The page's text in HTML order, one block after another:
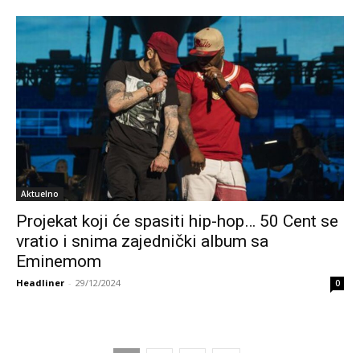
Aktuelno
Projekat koji će spasiti hip-hop… 50 Cent se
vratio i snima zajednički album sa
Eminemom
Headliner - 29/12/2024 0